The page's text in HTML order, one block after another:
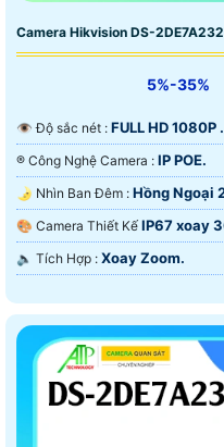
Camera Hikvision DS-
5%-35%
👁 Độ sắc nét : FULL HD 1080P .
®️ Công Nghệ Camera : IP POE.
🌛 Nhìn Ban Đêm : Hồng Ngoại
🎨 Camera Thiết Kế IP67 xoay
️🔈 Tích Hợp : Xoay Zoom.